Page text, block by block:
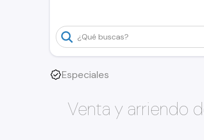
Especiales
Venta y arriendo